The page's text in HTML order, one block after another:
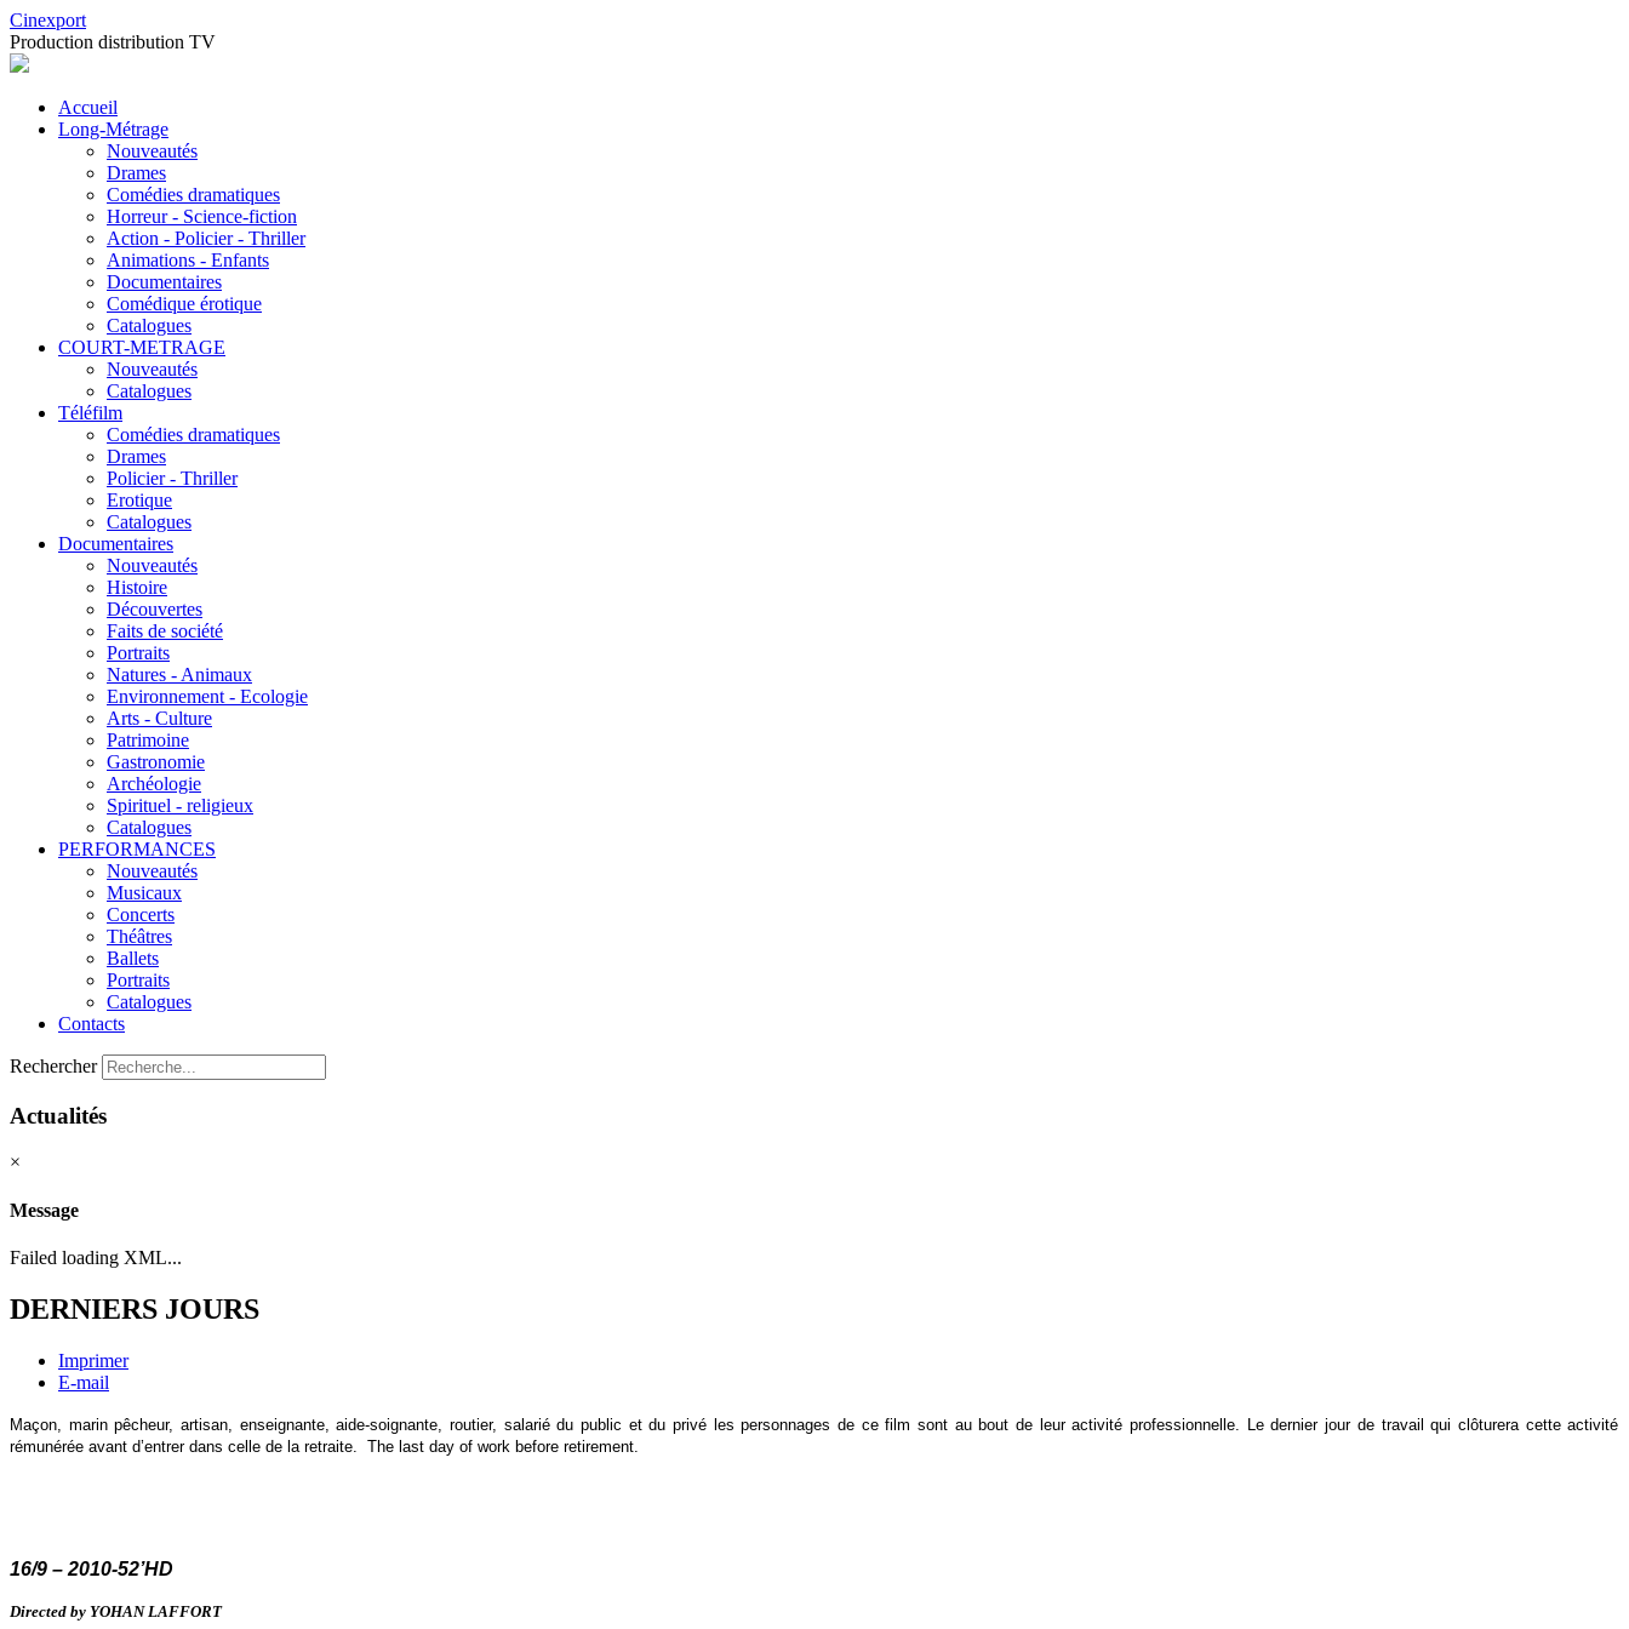
Cinexport
Production distribution TV
Accueil
Long-Métrage
Nouveautés
Drames
Comédies dramatiques
Horreur - Science-fiction
Action - Policier - Thriller
Animations - Enfants
Documentaires
Comédique érotique
Catalogues
COURT-METRAGE
Nouveautés
Catalogues
Téléfilm
Comédies dramatiques
Drames
Policier - Thriller
Erotique
Catalogues
Documentaires
Nouveautés
Histoire
Découvertes
Faits de société
Portraits
Natures - Animaux
Environnement - Ecologie
Arts - Culture
Patrimoine
Gastronomie
Archéologie
Spirituel - religieux
Catalogues
PERFORMANCES
Nouveautés
Musicaux
Concerts
Théâtres
Ballets
Portraits
Catalogues
Contacts
Rechercher
Actualités
×
Message
Failed loading XML...
DERNIERS JOURS
Imprimer
E-mail
Maçon, marin pêcheur, artisan, enseignante, aide-soignante, routier, salarié du public et du privé les personnages de ce film sont au bout de leur activité professionnelle. Le dernier jour de travail qui clôturera cette activité
rémunérée avant d’entrer dans celle de la retraite. The last day of work before retirement.
16/9 – 2010-52’HD
Directed by YOHAN LAFFORT